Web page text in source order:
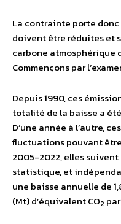
La contrainte porte
doivent être réduites et
carbone atmosphérique
Commençons par
Depuis 1990, ces
totalité de la baisse a
D’une année à l’autre,
fluctuations pouvant
2005-2022, elles
statistique, et
une baisse annuelle de
(Mt) d’équivalent CO2